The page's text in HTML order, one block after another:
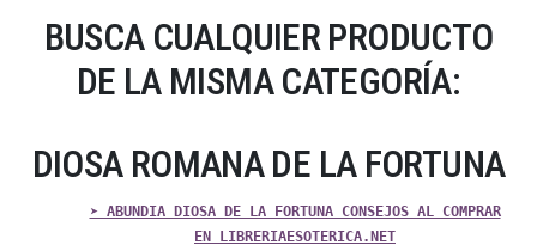
BUSCA CUALQUIER PRODUCTO
DE LA MISMA CATEGORÍA:
DIOSA ROMANA DE LA FORTUNA
➤ ABUNDIA DIOSA DE LA FORTUNA CONSEJOS AL COMPRAR
EN LIBRERIAESOTERICA.NET